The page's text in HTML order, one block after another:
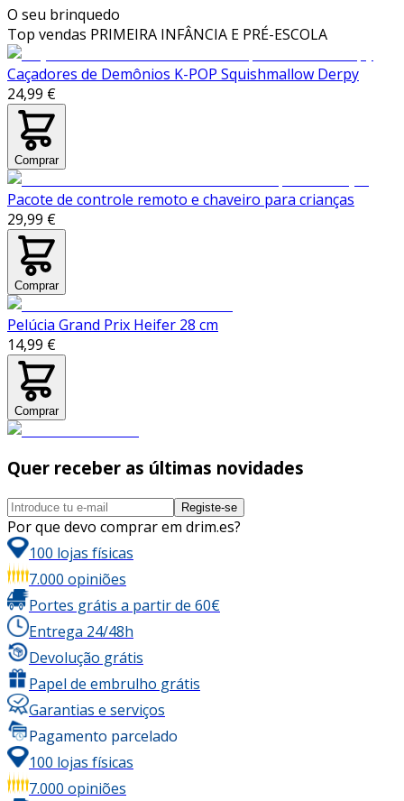
O seu brinquedo
Top vendas PRIMEIRA INFÂNCIA E PRÉ-ESCOLA
Caçadores de Demônios K-POP Squishmallow Derpy
24,99 €
Comprar
Pacote de controle remoto e chaveiro para crianças
29,99 €
Comprar
Pelúcia Grand Prix Heifer 28 cm
14,99 €
Comprar
Quer receber as últimas novidades
Registe-se
Por que devo comprar em drim.es?
100 lojas físicas
7.000 opiniões
Portes grátis a partir de 60€
Entrega 24/48h
Devolução grátis
Papel de embrulho grátis
Garantias e serviços
Pagamento parcelado
100 lojas físicas
7.000 opiniões